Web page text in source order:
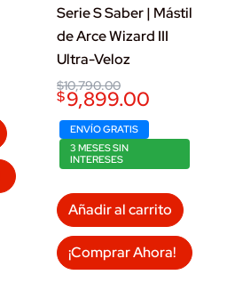
Serie S Saber | Mástil
de Arce Wizard III
Ultra-Veloz
$10,790.00
Original
price
was:
$10,790.00.
$9,899.00
Current
price
$9,899.00.
ENVÍO GRATIS
3 MESES SIN
INTERESES
Añadir al carrito
¡Comprar Ahora!